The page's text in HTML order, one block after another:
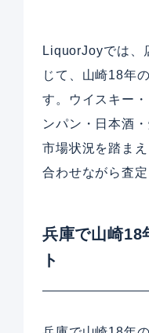
LiquorJoyでは、
じて、山崎18年
す。ウイスキー
ンパン・日本酒
市場状況を踏ま
合わせながら査定
兵庫で山崎18
ト